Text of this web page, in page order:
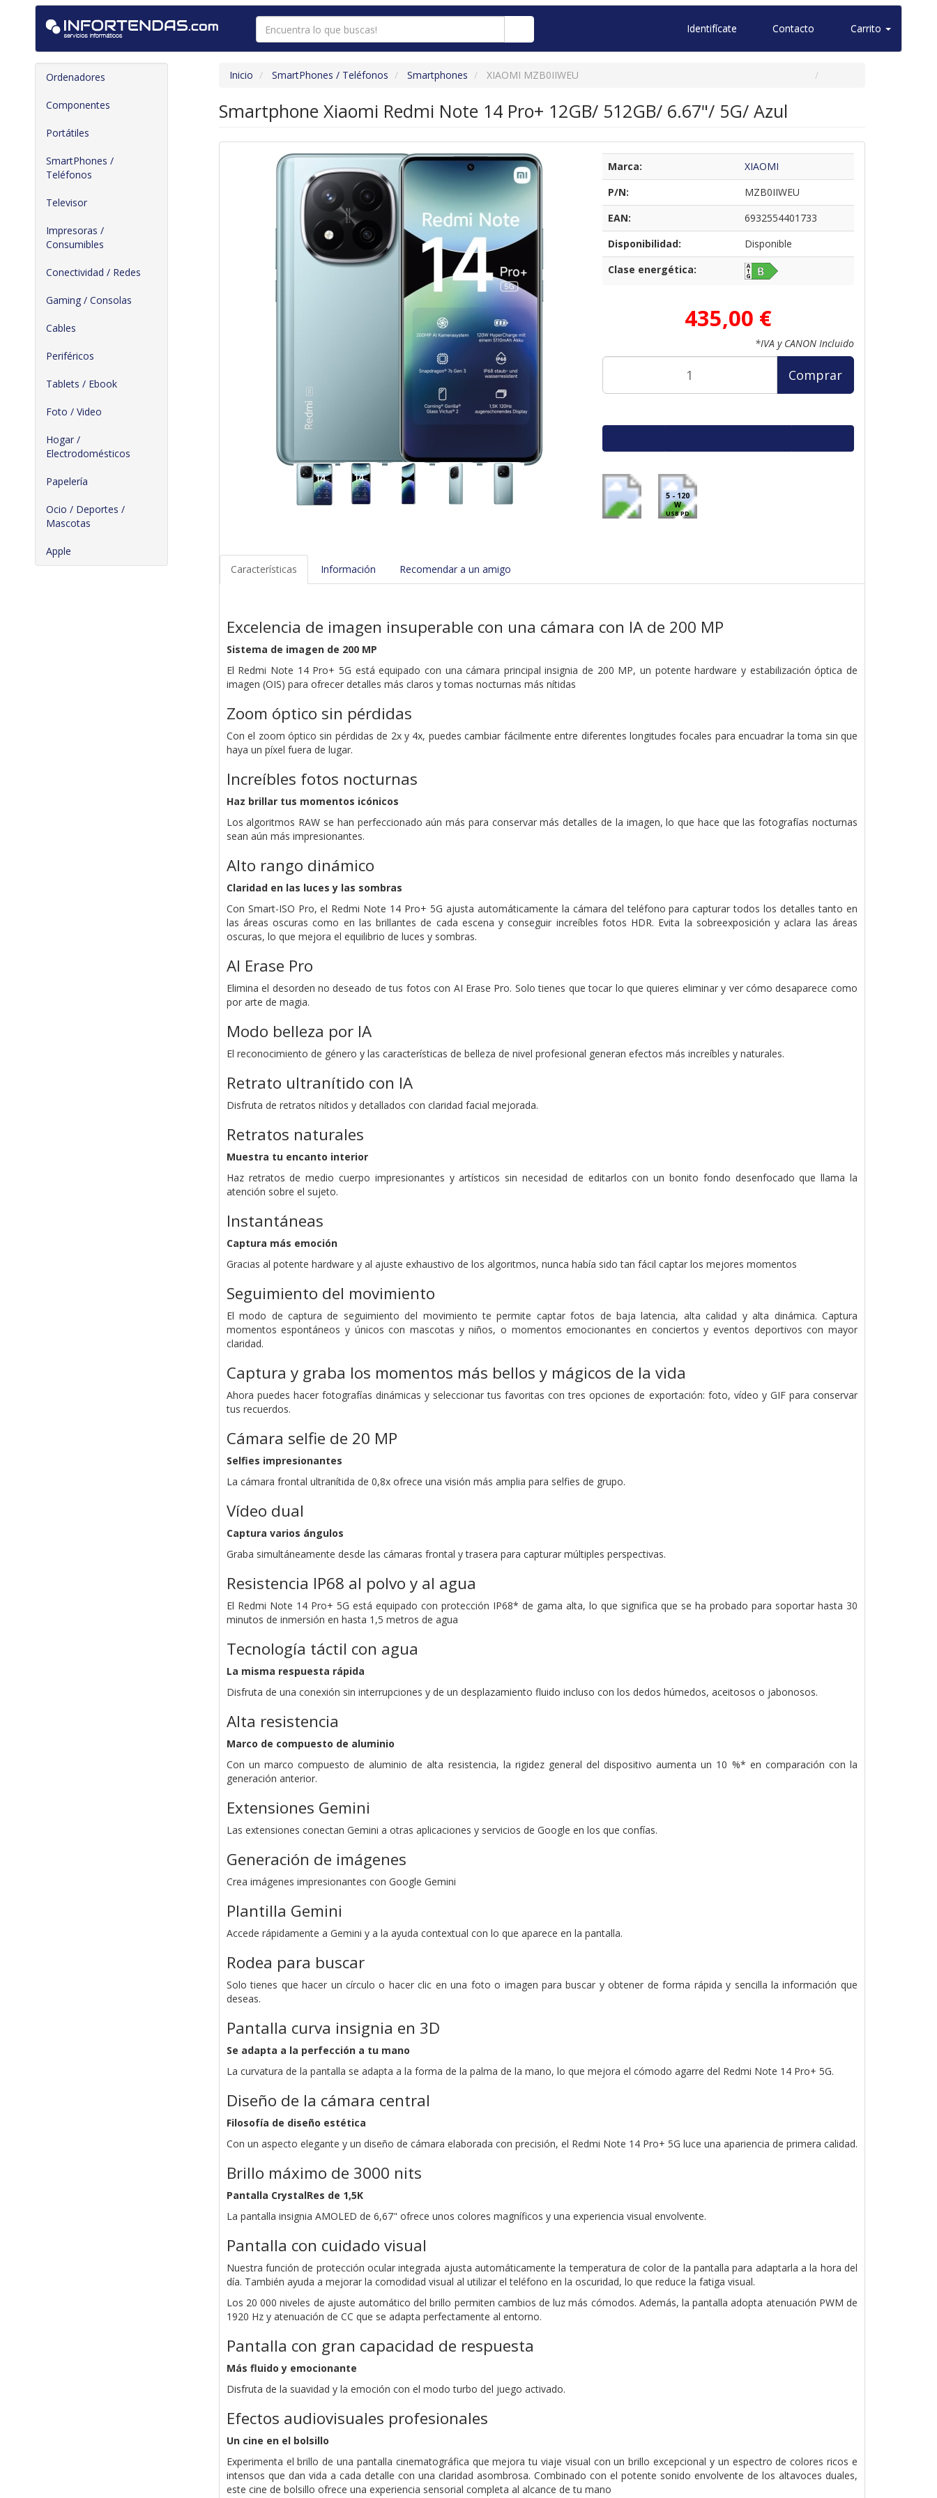
Identifícate Contacto Carrito
Ordenadores
Componentes
Portátiles
SmartPhones /
Teléfonos
Televisor
Impresoras /
Consumibles
Conectividad / Redes
Gaming / Consolas
Cables
Periféricos
Tablets / Ebook
Foto / Video
Hogar /
Electrodomésticos
Papelería
Ocio / Deportes /
Mascotas
Apple
Inicio SmartPhones / Teléfonos Smartphones XIAOMI MZB0IIWEU
Smartphone Xiaomi Redmi Note 14 Pro+ 12GB/ 512GB/ 6.67"/ 5G/ Azul
Marca:
XIAOMI
P/N:
MZB0IIWEU
EAN:
6932554401733
Disponibilidad:
Disponible
Clase energética:
435,00 €
*IVA y CANON Incluido
Comprar
5 - 120
W
USB PD
Características Información Recomendar a un amigo
Excelencia de imagen insuperable con una cámara con IA de 200 MP
Sistema de imagen de 200 MP
El Redmi Note 14 Pro+ 5G está equipado con una cámara principal insignia de 200 MP, un potente hardware y estabilización óptica de
imagen (OIS) para ofrecer detalles más claros y tomas nocturnas más nítidas
Zoom óptico sin pérdidas
Con el zoom óptico sin pérdidas de 2x y 4x, puedes cambiar fácilmente entre diferentes longitudes focales para encuadrar la toma sin que
haya un píxel fuera de lugar.
Increíbles fotos nocturnas
Haz brillar tus momentos icónicos
Los algoritmos RAW se han perfeccionado aún más para conservar más detalles de la imagen, lo que hace que las fotografías nocturnas
sean aún más impresionantes.
Alto rango dinámico
Claridad en las luces y las sombras
Con Smart-ISO Pro, el Redmi Note 14 Pro+ 5G ajusta automáticamente la cámara del teléfono para capturar todos los detalles tanto en
las áreas oscuras como en las brillantes de cada escena y conseguir increíbles fotos HDR. Evita la sobreexposición y aclara las áreas
oscuras, lo que mejora el equilibrio de luces y sombras.
AI Erase Pro
Elimina el desorden no deseado de tus fotos con AI Erase Pro. Solo tienes que tocar lo que quieres eliminar y ver cómo desaparece como
por arte de magia.
Modo belleza por IA
El reconocimiento de género y las características de belleza de nivel profesional generan efectos más increíbles y naturales.
Retrato ultranítido con IA
Disfruta de retratos nítidos y detallados con claridad facial mejorada.
Retratos naturales
Muestra tu encanto interior
Haz retratos de medio cuerpo impresionantes y artísticos sin necesidad de editarlos con un bonito fondo desenfocado que llama la
atención sobre el sujeto.
Instantáneas
Captura más emoción
Gracias al potente hardware y al ajuste exhaustivo de los algoritmos, nunca había sido tan fácil captar los mejores momentos
Seguimiento del movimiento
El modo de captura de seguimiento del movimiento te permite captar fotos de baja latencia, alta calidad y alta dinámica. Captura
momentos espontáneos y únicos con mascotas y niños, o momentos emocionantes en conciertos y eventos deportivos con mayor
claridad.
Captura y graba los momentos más bellos y mágicos de la vida
Ahora puedes hacer fotografías dinámicas y seleccionar tus favoritas con tres opciones de exportación: foto, vídeo y GIF para conservar
tus recuerdos.
Cámara selfie de 20 MP
Selfies impresionantes
La cámara frontal ultranítida de 0,8x ofrece una visión más amplia para selfies de grupo.
Vídeo dual
Captura varios ángulos
Graba simultáneamente desde las cámaras frontal y trasera para capturar múltiples perspectivas.
Resistencia IP68 al polvo y al agua
El Redmi Note 14 Pro+ 5G está equipado con protección IP68* de gama alta, lo que significa que se ha probado para soportar hasta 30
minutos de inmersión en hasta 1,5 metros de agua
Tecnología táctil con agua
La misma respuesta rápida
Disfruta de una conexión sin interrupciones y de un desplazamiento fluido incluso con los dedos húmedos, aceitosos o jabonosos.
Alta resistencia
Marco de compuesto de aluminio
Con un marco compuesto de aluminio de alta resistencia, la rigidez general del dispositivo aumenta un 10 %* en comparación con la
generación anterior.
Extensiones Gemini
Las extensiones conectan Gemini a otras aplicaciones y servicios de Google en los que confías.
Generación de imágenes
Crea imágenes impresionantes con Google Gemini
Plantilla Gemini
Accede rápidamente a Gemini y a la ayuda contextual con lo que aparece en la pantalla.
Rodea para buscar
Solo tienes que hacer un círculo o hacer clic en una foto o imagen para buscar y obtener de forma rápida y sencilla la información que
deseas.
Pantalla curva insignia en 3D
Se adapta a la perfección a tu mano
La curvatura de la pantalla se adapta a la forma de la palma de la mano, lo que mejora el cómodo agarre del Redmi Note 14 Pro+ 5G.
Diseño de la cámara central
Filosofía de diseño estética
Con un aspecto elegante y un diseño de cámara elaborada con precisión, el Redmi Note 14 Pro+ 5G luce una apariencia de primera calidad.
Brillo máximo de 3000 nits
Pantalla CrystalRes de 1,5K
La pantalla insignia AMOLED de 6,67" ofrece unos colores magníficos y una experiencia visual envolvente.
Pantalla con cuidado visual
Nuestra función de protección ocular integrada ajusta automáticamente la temperatura de color de la pantalla para adaptarla a la hora del
día. También ayuda a mejorar la comodidad visual al utilizar el teléfono en la oscuridad, lo que reduce la fatiga visual.
Los 20 000 niveles de ajuste automático del brillo permiten cambios de luz más cómodos. Además, la pantalla adopta atenuación PWM de
1920 Hz y atenuación de CC que se adapta perfectamente al entorno.
Pantalla con gran capacidad de respuesta
Más fluido y emocionante
Disfruta de la suavidad y la emoción con el modo turbo del juego activado.
Efectos audiovisuales profesionales
Un cine en el bolsillo
Experimenta el brillo de una pantalla cinematográfica que mejora tu viaje visual con un brillo excepcional y un espectro de colores ricos e
intensos que dan vida a cada detalle con una claridad asombrosa. Combinado con el potente sonido envolvente de los altavoces duales,
este cine de bolsillo ofrece una experiencia sensorial completa al alcance de tu mano